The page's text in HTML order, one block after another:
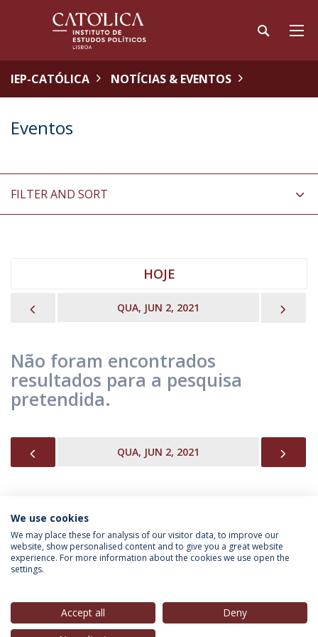
IEP-CATÓLICA NOTÍCIAS & EVENTOS
Eventos
FILTER AND SORT
HOJE
QUA, JUN 2, 2021
Não foram encontrados
resultados para a pesquisa
pretendida.
QUA, JUN 2, 2021
INFORMAÇÃO PARA
We use cookies
We may place these for analysis of our visitor data, to improve our
website, show personalised content and to give you a great website
experience. For more information about the cookies we use open the
settings.
Accept all
Deny